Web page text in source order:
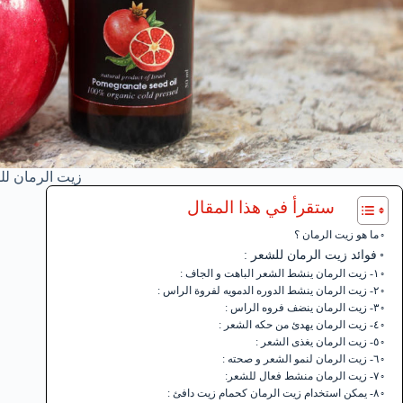
زيت الرمان
ستقرأ في هذا المقال
ما هو زيت الرمان ؟
فوائد زيت الرمان للشعر :
١- زيت الرمان ينشط الشعر الباهت و الجاف :
٢- زيت الرمان ينشط الدوره الدمويه لفروة الراس :
٣- زيت الرمان ينضف فروه الراس :
٤- زيت الرمان يهدئ من حكه الشعر :
٥- زيت الرمان يغذى الشعر :
٦- زيت الرمان لنمو الشعر و صحته :
٧- زيت الرمان منشط فعال للشعر:
٨- يمكن استخدام زيت الرمان كحمام زيت دافئ :